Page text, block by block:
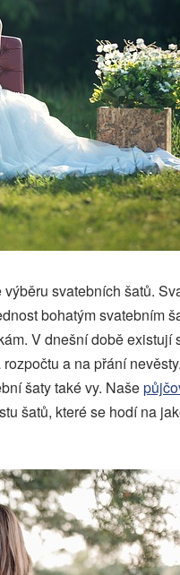
svatebních šatů.
bohatým svatebním
V dnešní době existují
a na přání
šaty také vy. Naše
šatů, které se hodí na